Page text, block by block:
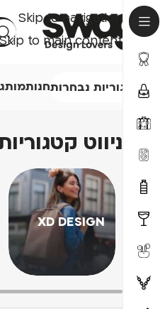
Skip to navigation
Skip to main content
קטגוריות נבחרותחנות
ניווט
XD DESIGN